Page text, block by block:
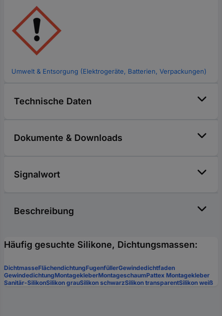
Umwelt & Entsorgung (Elektrogeräte, Batterien, Verpackungen)
Technische Daten
Dokumente & Downloads
Signalwort
Beschreibung
Häufig gesuchte Silikone, Dichtungsmassen:
DichtmasseFlächendichtungFugenfüllerGewindedichtfaden
GewindedichtungMontagekleberMontageschaumPattex Montagekleber
Sanitär-SilikonSilikon grauSilikon schwarzSilikon transparentSilikon weiß